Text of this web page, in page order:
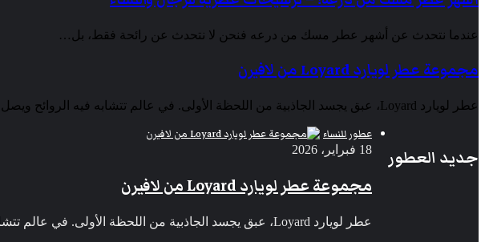
عندما نتحدث عن أشهر عطر مسك من درعه فنحن لا نتحدث عن رائحة فقط، بل…
مجموعة عطر لويارد Loyard من لافيرن
عطر لويارد Loyard، عبق يجسد الجاذبية من اللحظة الأولى. في عالم تتشابه فيه الروائح ويصل…
جديد العطور
عطور للنساء
18 فبراير، 2026
مجموعة عطر لويارد Loyard من لافيرن
عطر لويارد Loyard، عبق يجسد الجاذبية من اللحظة الأولى. في عالم تتشابه فيه الروائح ويصل التنافس ذروته، تعيد مجموعة عطر…